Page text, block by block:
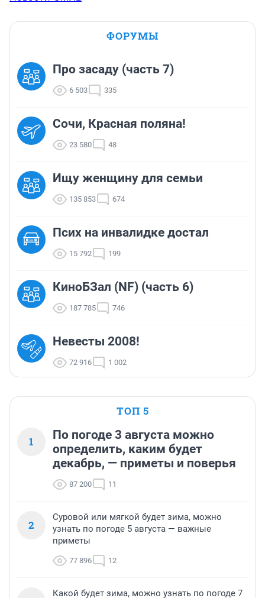
ФОРУМЫ
Про засаду (часть 7)
6 503 335
Сочи, Красная поляна!
23 580 48
Ищу женщину для семьи
135 853 674
Псих на инвалидке достал
15 792 199
КиноБЗал (NF) (часть 6)
187 785 746
Невесты 2008!
72 916 1 002
ТОП 5
1
По погоде 3 августа можно
определить, каким будет
декабрь, — приметы и поверья
87 200 11
2
Суровой или мягкой будет зима, можно
узнать по погоде 5 августа — важные
приметы
77 896 12
Какой будет зима, можно узнать по погоде 7